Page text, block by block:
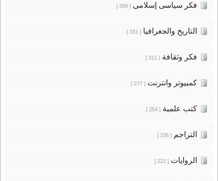
فكر سياسى إسلامى[ 356 ]
التاريخ والجغرافيا[ 331 ]
فكر وثقافة[ 311 ]
كمبيوتر وانترنت[ 277 ]
كتب علمية[ 254 ]
التراجم[ 226 ]
الروايات[ 222 ]